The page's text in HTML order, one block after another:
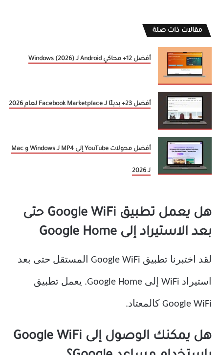
مقالات ذات صلة
أفضل 12+ محاكي Android لـ Windows (2026)
أفضل 23+ بديلًا لـ Facebook Marketplace لعام 2026
أفضل محولات YouTube إلى MP4 لـ Windows و Mac
لـ 2026
هل يعمل تطبيق Google WiFi حتى
بعد الاستيراد إلى Google Home
لقد اختبرنا تطبيق Google WiFi المستقل حتى بعد
استيراد WiFi إلى Google Home. يعمل تطبيق
Google WiFi كالمعتاد.
هل يمكنك الوصول إلى Google WiFi